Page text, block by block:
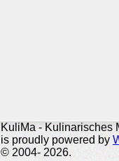
KuliMa - Kulinarisches
is proudly powered by
© 2004- 2026.